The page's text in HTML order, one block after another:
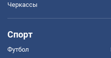
Черкассы
Спорт
Футбол